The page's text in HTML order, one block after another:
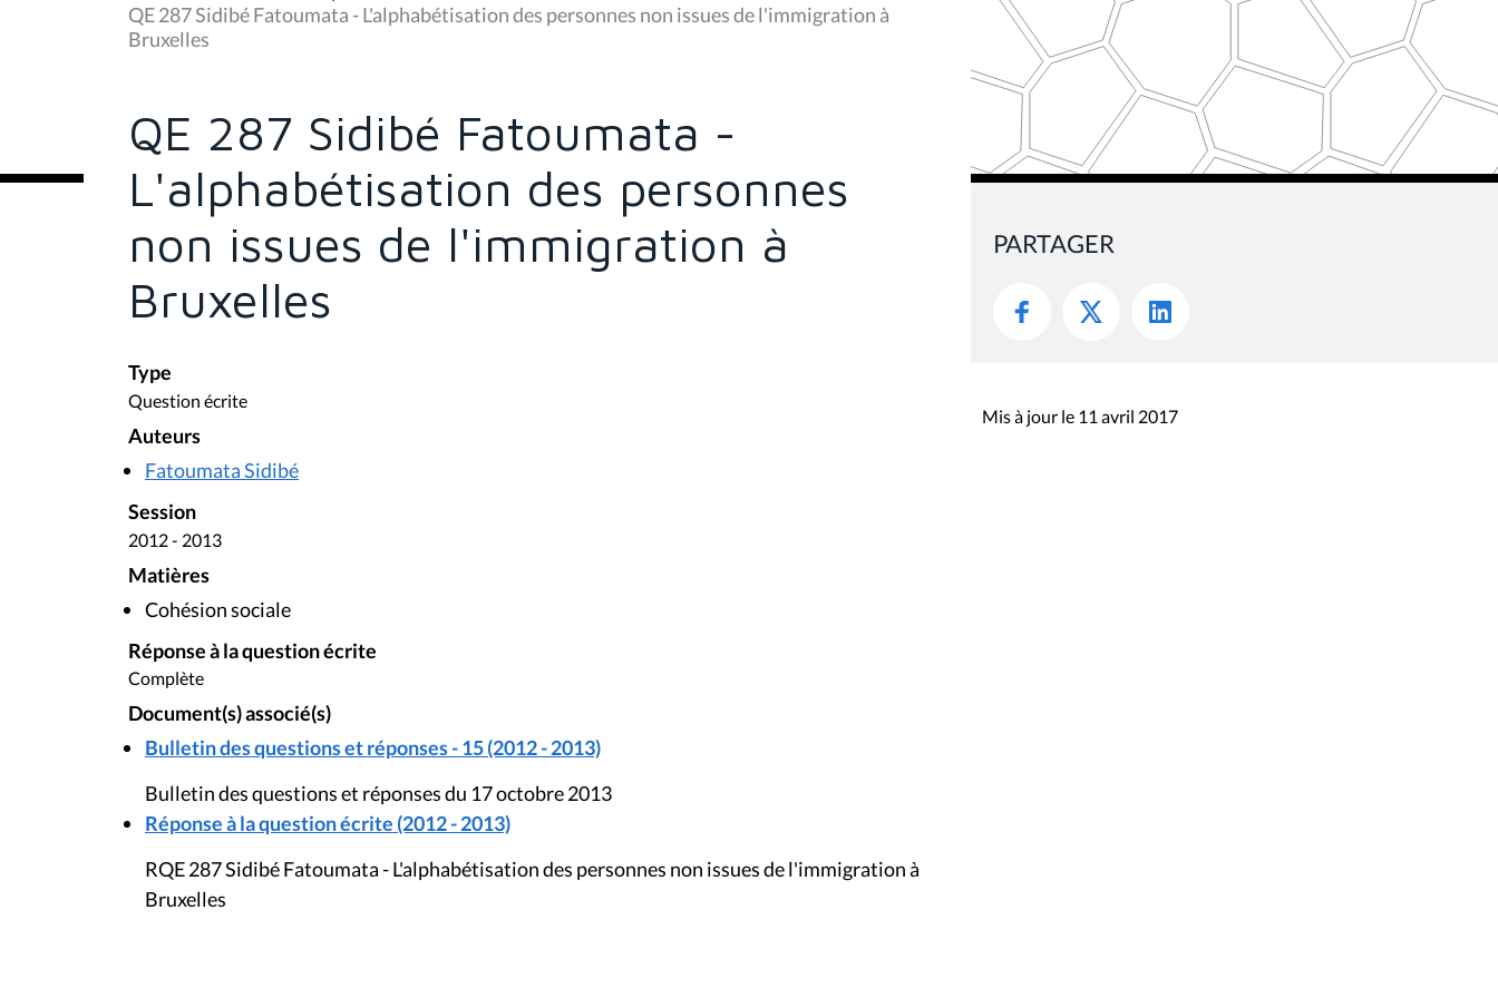
u
s
ê
c
QE 287 Sidibé Fatoumata - L'alphabétisation des personnes non issues de l'immigration à
Bruxelles
QE 287 Sidibé Fatoumata -
L'alphabétisation des personnes
non issues de l'immigration à
Bruxelles
Type
Question écrite
Auteurs
Fatoumata Sidibé
Session
2012 - 2013
Matières
Cohésion sociale
Réponse à la question écrite
Complète
Document(s) associé(s)
Bulletin des questions et réponses - 15 (2012 - 2013)
Bulletin des questions et réponses du 17 octobre 2013
Réponse à la question écrite (2012 - 2013)
RQE 287 Sidibé Fatoumata - L'alphabétisation des personnes non issues de l'immigration à
Bruxelles
PARTAGER
Mis à jour le 11 avril 2017